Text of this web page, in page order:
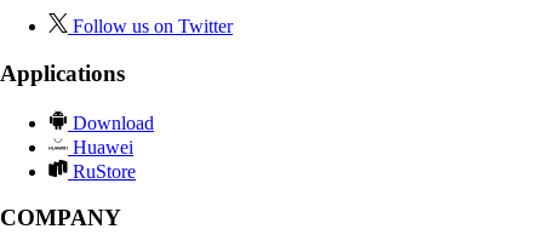
Follow us on Twitter
Applications
Download
Huawei
RuStore
COMPANY